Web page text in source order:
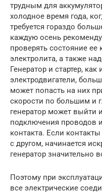
трудным для
холодное время года,
требуется гораздо
каждую осень
проверять состояние ее
электролита, а также
Генератор и стартер,
электродвигатели,
может попасть на них
скорости по большим и
генератор может выйти
подключения проводов
контакта. Если
с другом, начинается
генератор значительно
Поэтому при
все электрические